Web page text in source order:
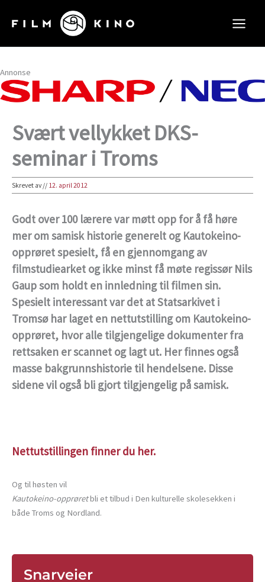
rett
innholdet
Annonse
Svært vellykket DKS-
seminar i Troms
Skrevet av// 12. april 2012
Godt over 100 lærere var møtt opp for å få høre
mer om samisk historie generelt og Kautokeino-
opprøret spesielt, få en gjennomgang av
filmstudiearket og ikke minst få møte regissør Nils
Gaup som holdt en innledning til filmen sin.
Spesielt interessant var det at Statsarkivet i
Tromsø har laget en nettutstilling om Kautokeino-
opprøret, hvor alle tilgjengelige dokumenter fra
rettsaken er scannet og lagt ut. Her finnes også
masse bakgrunnshistorie til hendelsene. Disse
sidene vil også bli gjort tilgjengelig på samisk.
Nettutstillingen finner du her.
Og til høsten vil
Kautokeino-opprøretbli et tilbud i Den kulturelle skolesekken i
både Troms og Nordland.
Snarveier